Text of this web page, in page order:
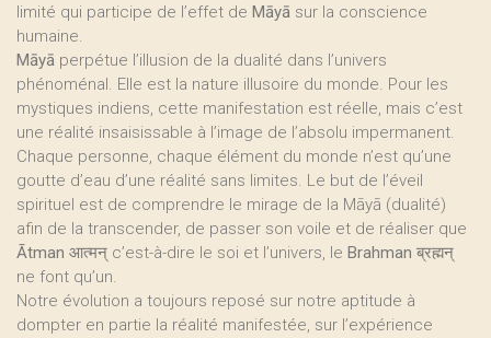
limité qui participe de l’effet de Māyā sur la conscience
humaine.
Māyā perpétue l’illusion de la dualité dans l’univers
phénoménal. Elle est la nature illusoire du monde. Pour les
mystiques indiens, cette manifestation est réelle, mais c’est
une réalité insaisissable à l’image de l’absolu impermanent.
Chaque personne, chaque élément du monde n’est qu’une
goutte d’eau d’une réalité sans limites. Le but de l’éveil
spirituel est de comprendre le mirage de la Māyā (dualité)
afin de la transcender, de passer son voile et de réaliser que
Ātman आत्मन् c’est-à-dire le soi et l’univers, le Brahman ब्रह्मन्
ne font qu’un.
Notre évolution a toujours reposé sur notre aptitude à
dompter en partie la réalité manifestée, sur l’expérience